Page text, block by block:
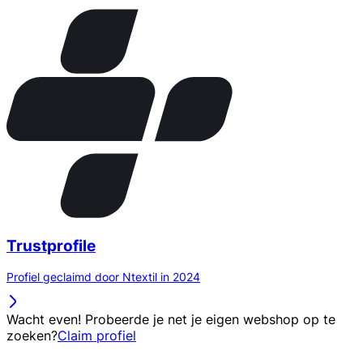
Trustprofile
Profiel geclaimd door Ntextil in 2024
Wacht even! Probeerde je net je eigen webshop op te
zoeken?Claim profiel